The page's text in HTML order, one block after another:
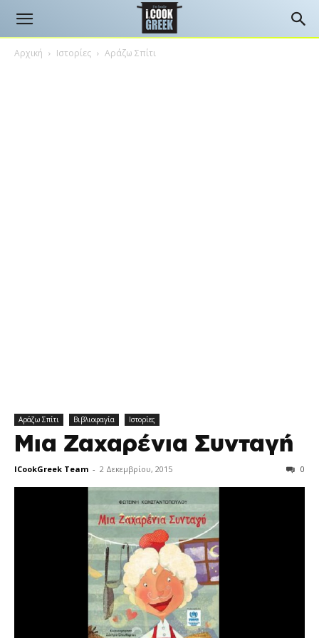
Αρχική Ιστορίες Αράζω Σπίτι
Αράζω Σπίτι Βιβλιοφαγία Ιστορίες
Μια Ζαχαρένια Συνταγή
ICookGreek Team - 2 Δεκεμβρίου, 2015 0